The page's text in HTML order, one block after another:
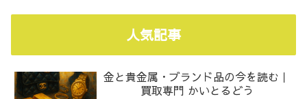
人気記事
金と貴金属・ブランド品の今を読む｜
買取専門 かいとるどう